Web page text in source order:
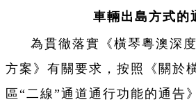
車輛出島方式的
為貫徹落實《橫琴粵澳深
方案》有關要求，按照《關於
區“二線”通道通行功能的通告